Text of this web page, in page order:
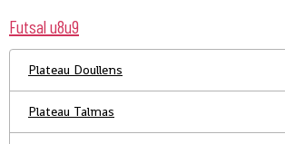
Futsal u8u9
Plateau Doullens
Plateau Talmas